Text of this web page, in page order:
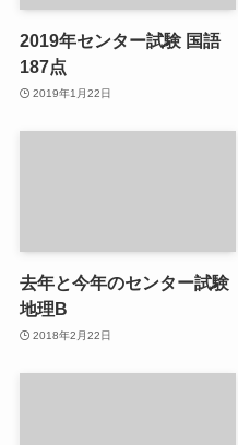
2019年センター試験 国語
187点
2019年1月22日
去年と今年のセンター試験
地理B
2018年2月22日